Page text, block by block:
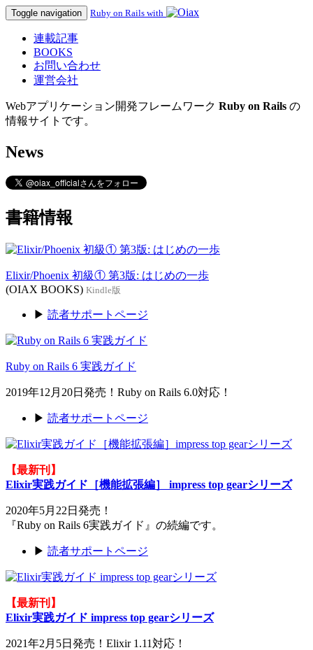
Toggle navigation Ruby on Rails with
連載記事
BOOKS
お問い合わせ
運営会社
Webアプリケーション開発フレームワーク Ruby on Rails の
情報サイトです。
News
書籍情報
Elixir/Phoenix 初級① 第3版: はじめの一歩
(OIAX BOOKS) Kindle版
▶ 読者サポートページ
Ruby on Rails 6 実践ガイド
2019年12月20日発売！Ruby on Rails 6.0対応！
▶ 読者サポートページ
【最新刊】
Elixir実践ガイド［機能拡張編］ impress top gearシリーズ
2020年5月22日発売！
『Ruby on Rails 6実践ガイド』の続編です。
▶ 読者サポートページ
【最新刊】
Elixir実践ガイド impress top gearシリーズ
2021年2月5日発売！Elixir 1.11対応！